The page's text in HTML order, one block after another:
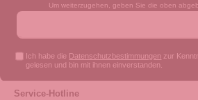
Um weiterzugehen, geben Sie die oben
Ich habe die Datenschutzbestimmungen zur
gelesen und bin mit ihnen einverstanden.
Service-Hotline